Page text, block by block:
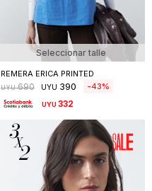
Seleccionar talle
REMERA ERICA PRINTED
UYU 690 UYU 390 43
UYU332